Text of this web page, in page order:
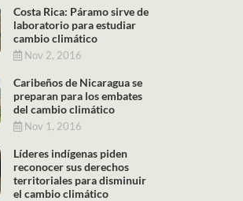
Costa Rica: Páramo sirve de
laboratorio para estudiar
cambio climático
Nov 2, 2016
Caribeños de Nicaragua se
preparan para los embates
del cambio climático
Nov 1, 2016
Líderes indígenas piden
reconocer sus derechos
territoriales para disminuir
el cambio climático